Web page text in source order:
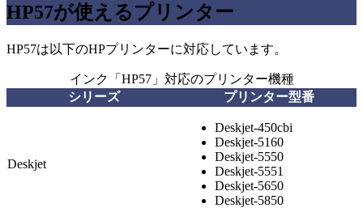
HP57が使えるプリンター
HP57は以下のHPプリンターに対応しています。
インク「HP57」対応のプリンター機種
シリーズ
プリンター型番
Deskjet
Deskjet-450cbi
Deskjet-5160
Deskjet-5550
Deskjet-5551
Deskjet-5650
Deskjet-5850